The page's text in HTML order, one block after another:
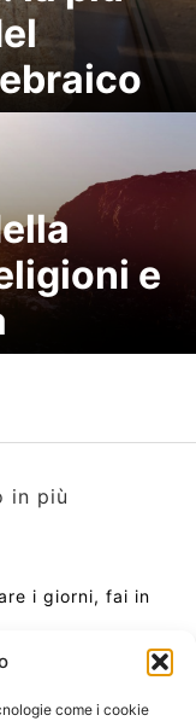
come i cookie
e
in più
i giorni, fai in